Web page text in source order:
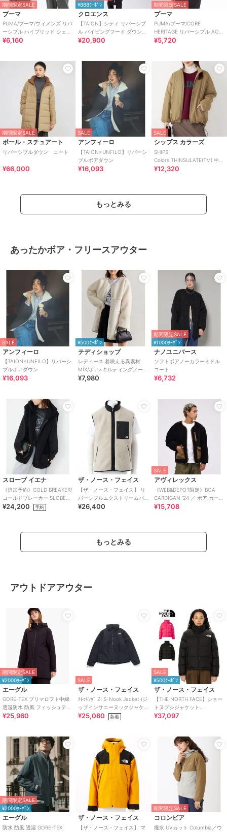
期間限定SALE
プーマ
PUMA/プーマ/ウィメンズ リバ
ーシブル ハイブリッド シェル
パ ジャケット
¥6,160
¥888ｸｰﾎﾟﾝ
クロエンス
【TAION】シティ リバーシブ
ル パイピングフード ダウン×
ボア コート
¥20,900
期間限定SALE
プーマ
PUMA/プーマ/CORE
HERITAGE リバーシブル AOP
ジャケット
¥5,720
期間限定SALE
ポール・スチュアート
リバーシブルダウン コート
¥66,000
SALE
アンフィーロ
【TAION×UNFILO】リバーシ
ブルボアダウン
¥16,093
SALE
シップス カラーズ
SHIPS
Colors:THINSULATE(TM) 中綿
リバーシブル ブルゾン◇
¥12,320
もっとみる
あったかボア・フリースアウター
SALE
アンフィーロ
【TAION×UNFILO】リバーシ
ブルボアダウン
¥16,093
¥500ｸｰﾎﾟﾝ
テディショップ
レディース 着映える異素材
MIX/ボア×キルティングノーカ
ラーコート
¥7,980
期間限定SALE
¥1000ｸｰﾎﾟﾝ
ナノユニバース
ソフトボアノーカラーミドル
コート
¥6,732
スローブ イエナ
《追加予約》COLD BREAKER/
コールドブレーカー SLOBE別
注 ボアベスト
¥24,200 予約
ザ・ノース・フェイス
【ザ・ノース・フェイス】 リ
バーシブルエクストリームパ
イルフリースベスト
¥26,400
SALE
アヴィレックス
《WEB&DEPOT限定》BOA
CARDIGAN ’24 ／ ボア カーデ
ィガン ／ AVIREX
¥15,708
もっとみる
アウトドアアウター
期間限定SALE
¥2000ｸｰﾎﾟﾝ
エーグル
GORE-TEX プリマロフト中綿
透湿防水 防風 フィッシュテー
ル フーデッドパディングジャ
¥25,960
SALE
ザ・ノース・フェイス
ﾄﾚｯｷﾝｸﾞ ZI S-Nook Jacket (ジ
ップインサニーヌックジャケ
ット)
¥25,080 新着
SALE
¥500ｸｰﾎﾟﾝ
ザ・ノース・フェイス
【THE NORTH FACE】ショー
トヌプシジャケット
[NDW92335]
¥37,097
期間限定SALE
¥2000ｸｰﾎﾟﾝ
エーグル
防水 防風 透湿 GORE-TEX
ザ・ノース・フェイス
【ザ・ノース・フェイス】 マ
期間限定SALE
コロンビア
撥水 UVカット Columbia／ウ